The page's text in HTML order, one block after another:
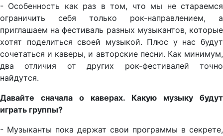
- Особенность как раз в том, что мы не стараемся
ограничить себя только рок-направлением, а
приглашаем на фестиваль разных музыкантов, которые
хотят поделиться своей музыкой. Плюс у нас будут
сочетаться и каверы, и авторские песни. Как минимум,
два отличия от других рок-фестивалей точно
найдутся.
Давайте сначала о каверах. Какую музыку будут
играть группы?
- Музыканты пока держат свои программы в секрете,